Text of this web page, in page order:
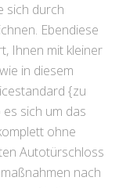
sich durch
Ebendiese
Ihnen mit kleiner
in diesem
{zu
sich um das
ohne
Autotürschloss
nach